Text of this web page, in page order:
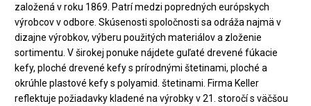
založená v roku 1869. Patrí medzi popredných európskych
výrobcov v odbore. Skúsenosti spoločnosti sa odráža najmä v
dizajne výrobkov, výberu použitých materiálov a zloženie
sortimentu. V širokej ponuke nájdete guľaté drevené fúkacie
kefy, ploché drevené kefy s prírodnými štetinami, ploché a
okrúhle plastové kefy s polyamid. štetinami. Firma Keller
reflektuje požiadavky kladené na výrobky v 21. storočí s väčšou